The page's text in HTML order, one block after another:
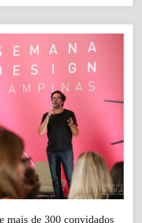
mais de 300 convidados